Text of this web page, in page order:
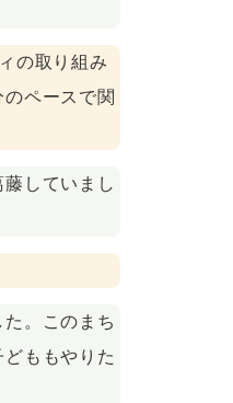
の取り組み
ペースで関
していまし
。このまち
ももやりた